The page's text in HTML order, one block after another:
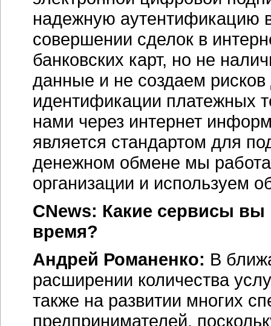
надежную аутентификацию
совершении сделок в
банковских карт, но не
данные и не создаем
идентификации платежных
нами через интернет
является стандартом для
денежном обмене мы
организации и используем
CNews: Какие сервисы вы
время?
Андрей Романенко: В
расширении количества
также на развитии многих
предпринимателей,